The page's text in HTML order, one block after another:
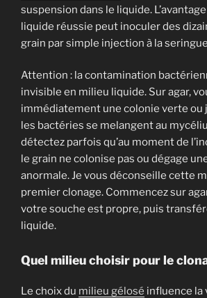
suspension dans le liquide.
liquide réussie peut inoculer des
grain par simple injection à la
Attention : la contamination
invisible en milieu liquide. Sur agar,
immédiatement une colonie verte ou
les bactéries se melangent au
détectez parfois qu’au moment de
le grain ne colonise pas ou dégage
anormale. Je vous déconseille cette
premier clonage. Commencez sur
votre souche est propre, puis
liquide.
Quel milieu choisir pour le
Le choix du milieu gélosé influence la